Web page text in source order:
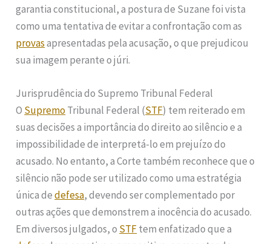
garantia constitucional, a postura de Suzane foi vista
como uma tentativa de evitar a confrontação com as
provasapresentadas pela acusação, o que prejudicou
sua imagem perante o júri.
Jurisprudência do Supremo Tribunal Federal
O SupremoTribunal Federal (STF) tem reiterado em
suas decisões a importância do direito ao silêncio e a
impossibilidade de interpretá-lo em prejuízo do
acusado. No entanto, a Corte também reconhece que o
silêncio não pode ser utilizado como uma estratégia
única dedefesa, devendo ser complementado por
outras ações que demonstrem a inocência do acusado.
Em diversos julgados, o STFtem enfatizado que a